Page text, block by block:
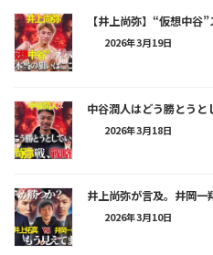
【井上尚弥】“仮想中谷
2026年3月19日
中谷潤人はどう勝とう
2026年3月18日
井上尚弥が言及。井岡
2026年3月10日